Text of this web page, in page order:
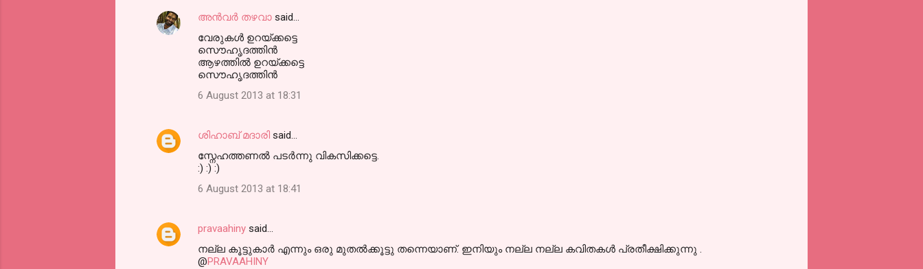
അൻവർ തഴവാ said…
വേരുകൾ ഉറയ്ക്കട്ടെ
സൌഹൃദത്തിൻ
ആഴത്തിൽ ഉറയ്ക്കട്ടെ
സൌഹൃദത്തിൻ
6 August 2013 at 18:31
ശിഹാബ് മദാരി said…
സ്നേഹത്തണൽ പടർന്നു വികസിക്കട്ടെ.
:) :) :)
6 August 2013 at 18:41
pravaahiny said…
നല്ല കൂട്ടുകാര്‍ എന്നും ഒരു മുതല്‍ക്കൂട്ടു തന്നെയാണ്. ഇനിയും നല്ല നല്ല കവിതകള്‍ പ്രതീക്ഷിക്കുന്നു .
@PRAVAAHINY